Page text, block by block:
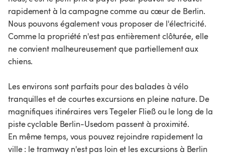
rapidement à la campagne comme au cœur de Berlin.
Nous pouvons également vous proposer de l'électricité.
Comme la propriété n'est pas entièrement clôturée, elle
ne convient malheureusement que partiellement aux
chiens.
Les environs sont parfaits pour des balades à vélo
tranquilles et de courtes excursions en pleine nature. De
magnifiques itinéraires vers Tegeler Fließ ou le long de la
piste cyclable Berlin-Usedom passent à proximité.
En même temps, vous pouvez rejoindre rapidement la
ville : le tramway n'est pas loin et les excursions à Berlin